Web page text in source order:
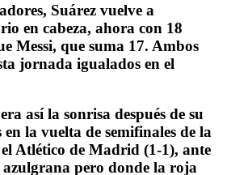
Suárez vuelve a
en cabeza, ahora con 18
Messi, que suma 17. Ambos
jornada igualados en el
así la sonrisa después de su
la vuelta de semifinales de la
Atlético de Madrid (1-1), ante
azulgrana pero donde la roja